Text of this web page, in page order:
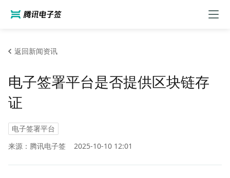
返回新闻资讯
电子签署平台是否提供区块链存
证
电子签署平台
来源：腾讯电子签
2025-10-10 12:01